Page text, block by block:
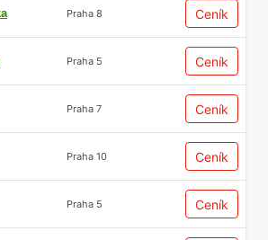
Praha 8 Ceník
Praha 5 Ceník
Praha 7 Ceník
Praha 10 Ceník
Praha 5 Ceník